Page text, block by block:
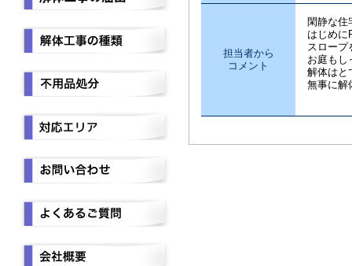
担当者から
コメント
閑静な住
はじめに
スロープ
お庭もし
解体はと
無事に解